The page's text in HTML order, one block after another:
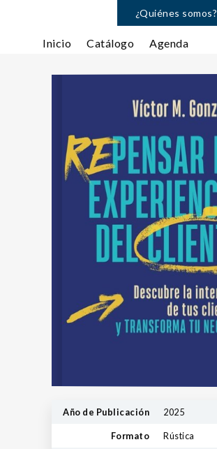
¿Quiénes somos?
Inicio Catálogo Agenda
Año de Publicación 2025
Formato Rústica